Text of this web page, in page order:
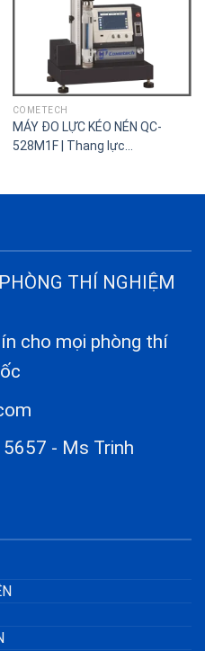
COMETECH
MÁY ĐO LỰC KÉO NÉN QC-
528M1F | Thang lực
THÍ NGHIỆM
cho mọi phòng thí
- Ms Trinh